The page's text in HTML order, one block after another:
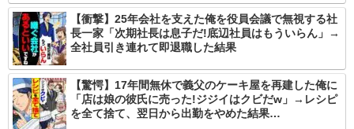
【衝撃】25年会社を支えた俺を役員会議で無視する社
長一家「次期社長は息子だ!底辺社員はもういらん」→
全社員引き連れて即退職した結果
【驚愕】17年間無休で義父のケーキ屋を再建した俺に
「店は娘の彼氏に売った!ジジイはクビだw」→レシピ
を全て捨て、翌日から出勤をやめた結果…